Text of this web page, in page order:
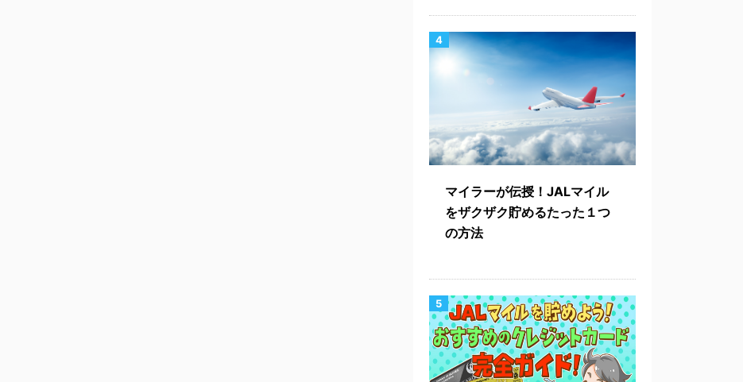
4
マイラーが伝授！JALマイル
をザクザク貯めるたった１つ
の方法
5